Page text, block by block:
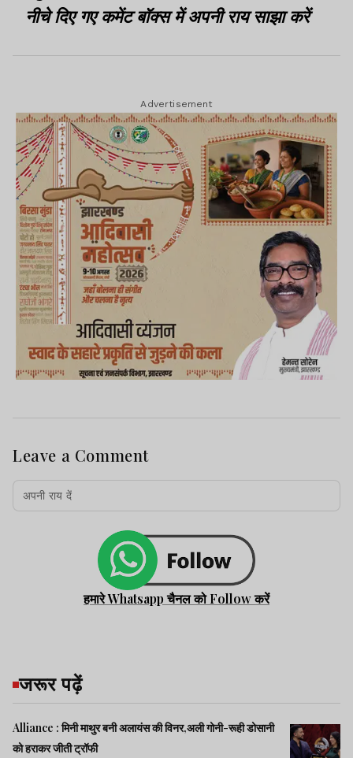
नीचे दिए गए कमेंट बॉक्स में अपनी राय साझा करें
Advertisement
Leave a Comment
हमारे Whatsapp चैनल को Follow करें
जरूर पढ़ें
Alliance : मिनी माथुर बनी अलायंस की विनर,अली गोनी-रूही डोसानी
को हराकर जीती ट्रॉफी